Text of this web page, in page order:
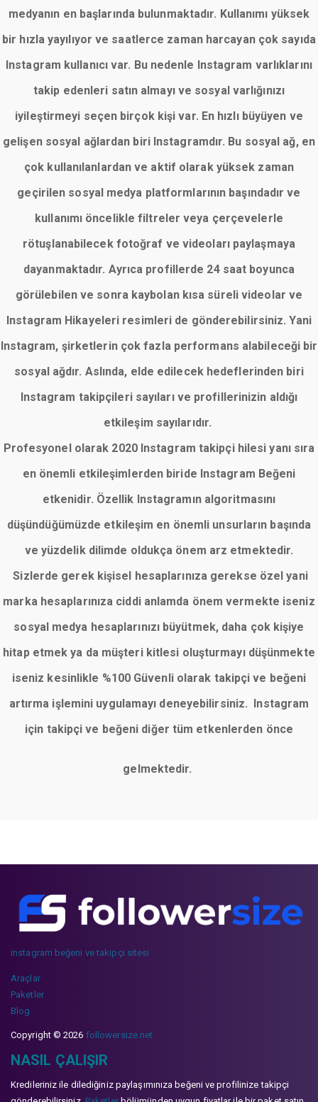
medyanın en başlarında bulunmaktadır. Kullanımı yüksek
bir hızla yayılıyor ve saatlerce zaman harcayan çok sayıda
Instagram kullanıcı var. Bu nedenle Instagram varlıklarını
takip edenleri satın almayı ve sosyal varlığınızı
iyileştirmeyi seçen birçok kişi var. En hızlı büyüyen ve
gelişen sosyal ağlardan biri Instagramdır. Bu sosyal ağ, en
çok kullanılanlardan ve aktif olarak yüksek zaman
geçirilen sosyal medya platformlarının başındadır ve
kullanımı öncelikle filtreler veya çerçevelerle
rötuşlanabilecek fotoğraf ve videoları paylaşmaya
dayanmaktadır. Ayrıca profillerde 24 saat boyunca
görülebilen ve sonra kaybolan kısa süreli videolar ve
Instagram Hikayeleri resimleri de gönderebilirsiniz. Yani
Instagram, şirketlerin çok fazla performans alabileceği bir
sosyal ağdır. Aslında, elde edilecek hedeflerinden biri
Instagram takipçileri sayıları ve profillerinizin aldığı
etkileşim sayılarıdır.
Profesyonel olarak 2020 Instagram takipçi hilesi yanı sıra
en önemli etkileşimlerden biride Instagram Beğeni
etkenidir. Özellik Instagramın algoritmasını
düşündüğümüzde etkileşim en önemli unsurların başında
ve yüzdelik dilimde oldukça önem arz etmektedir.
Sizlerde gerek kişisel hesaplarınıza gerekse özel yani
marka hesaplarınıza ciddi anlamda önem vermekte iseniz
sosyal medya hesaplarınızı büyütmek, daha çok kişiye
hitap etmek ya da müşteri kitlesi oluşturmayı düşünmekte
iseniz kesinlikle %100 Güvenli olarak takipçi ve beğeni
artırma işlemini uygulamayı deneyebilirsiniz. Instagram
için takipçi ve beğeni diğer tüm etkenlerden önce
gelmektedir.
instagram beğeni ve takipçi sitesi
Araçlar
Paketler
Blog
Copyright © 2026 followersize.net
NASIL ÇALIŞIR
Kredileriniz ile dilediğiniz paylaşımınıza beğeni ve profilinize takipçi